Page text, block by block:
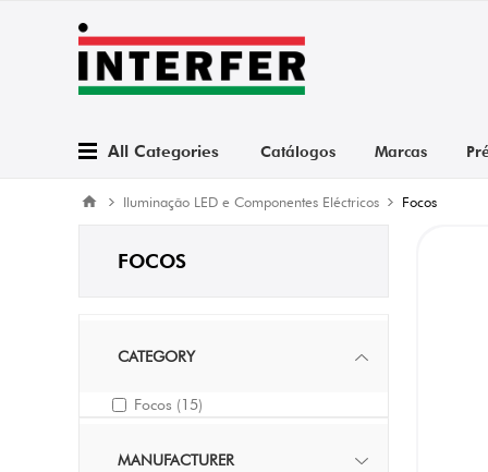
All Categories Catálogos Marcas
Iluminação LED e Componentes Eléctricos Focos
FOCOS
CATEGORY
Focos (15)
MANUFACTURER